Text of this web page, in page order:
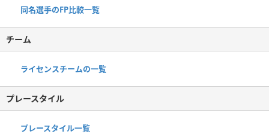
同名選手のFP比較一覧
チーム
ライセンスチームの一覧
プレースタイル
プレースタイル一覧